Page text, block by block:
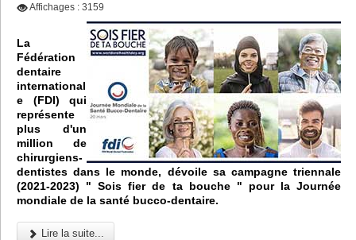
Affichages : 3159
La
Fédération
dentaire
international
e (FDI) qui
représente
plus d'un
million de
chirurgiens-
dentistes dans le monde, dévoile sa campagne triennale
(2021-2023) " Sois fier de ta bouche " pour la Journée
mondiale de la santé bucco-dentaire.
Lire la suite...